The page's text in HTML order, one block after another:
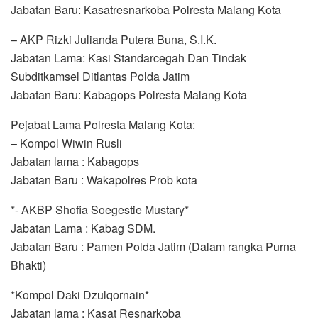
Jabatan Baru: Kasatresnarkoba Polresta Malang Kota
– AKP Rizki Julianda Putera Buna, S.I.K.
Jabatan Lama: Kasi Standarcegah Dan Tindak
Subditkamsel Ditlantas Polda Jatim
Jabatan Baru: Kabagops Polresta Malang Kota
Pejabat Lama Polresta Malang Kota:
– Kompol Wiwin Rusli
Jabatan lama : Kabagops
Jabatan Baru : Wakapolres Prob kota
*- AKBP Shofia Soegestie Mustary*
Jabatan Lama : Kabag SDM.
Jabatan Baru : Pamen Polda Jatim (Dalam rangka Purna
Bhakti)
*Kompol Daki Dzulqornain*
Jabatan lama : Kasat Resnarkoba